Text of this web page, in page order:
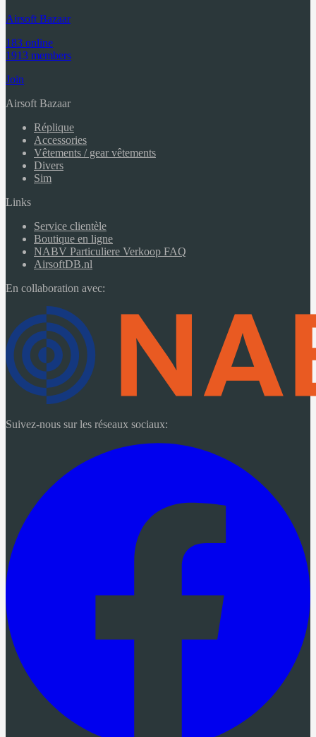
Airsoft Bazaar
183 online
1913 members
Join
Airsoft Bazaar
Réplique
Accessories
Vêtements / gear vêtements
Divers
Sim
Links
Service clientèle
Boutique en ligne
NABV Particuliere Verkoop FAQ
AirsoftDB.nl
En collaboration avec:
Suivez-nous sur les réseaux sociaux: